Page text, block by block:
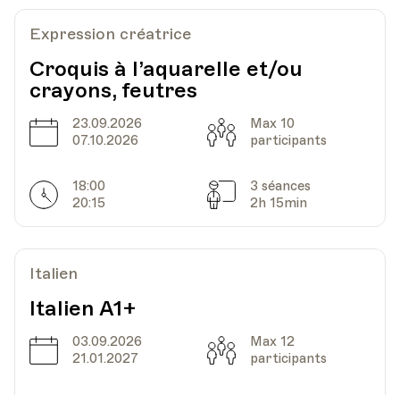
Expression créatrice
Croquis à l’aquarelle et/ou
crayons, feutres
Date
23.09.2026
07.10.2026
Capacité
Max 10
participants
Horarires
18:00
20:15
Séances
3 séances
2h 15min
Italien
Italien A1+
Date
03.09.2026
21.01.2027
Capacité
Max 12
participants